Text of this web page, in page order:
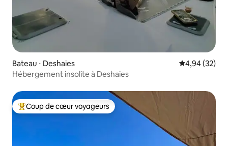
Bateau ⋅ Deshaies Évaluation
4,94 (32)
Hébergement insolite à Deshaies
Coups de cœur voyageurs les plus appréciés
Coup de cœur voyageurs